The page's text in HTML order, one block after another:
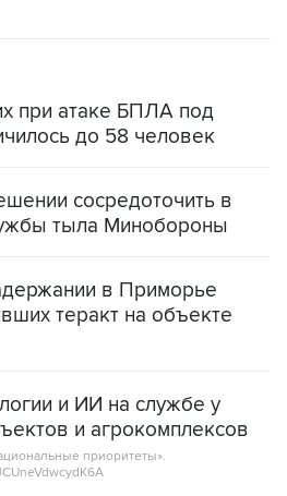
при атаке БПЛА под
до 58 человек
сосредоточить в
тыла Минобороны
в Приморье
теракт на объекте
и ИИ на службе у
и агрокомплексов
приоритеты».